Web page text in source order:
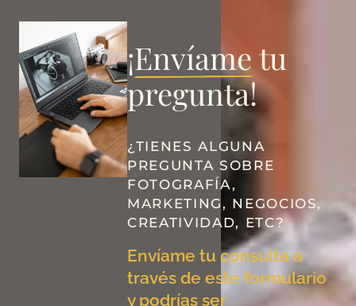
¡Envíametu
pregunta!
¿TIENES ALGUNA
PREGUNTA SOBRE
FOTOGRAFÍA,
MARKETING, NEGOCIOS,
CREATIVIDAD, ETC?
Envíame tu consulta a
través de este formulario
y podrías ser